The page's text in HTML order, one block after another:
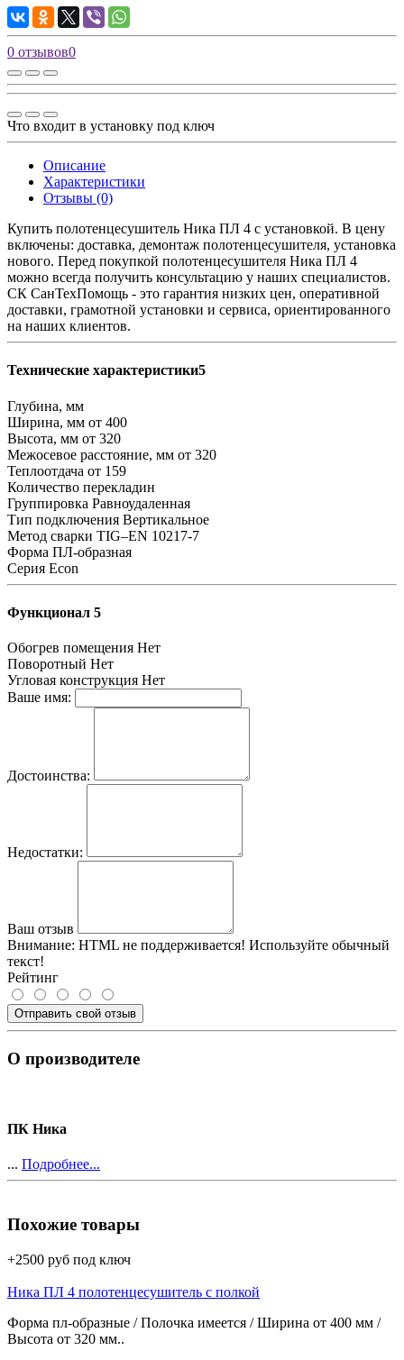
0 отзывов0
Что входит в установку под ключ
Описание
Характеристики
Отзывы (0)
Купить полотенцесушитель Ника ПЛ 4 с установкой. В цену
включены: доставка, демонтаж полотенцесушителя, установка
нового. Перед покупкой полотенцесушителя Ника ПЛ 4
можно всегда получить консультацию у наших специалистов.
СК СанТехПомощь - это гарантия низких цен, оперативной
доставки, грамотной установки и сервиса, ориентированного
на наших клиентов.
Технические характеристики5
Глубина, мм
Ширина, мм от 400
Высота, мм от 320
Межосевое расстояние, мм от 320
Теплоотдача от 159
Количество перекладин
Группировка Равноудаленная
Тип подключения Вертикальное
Метод сварки TIG–EN 10217-7
Форма ПЛ-образная
Серия Econ
Функционал 5
Обогрев помещения Нет
Поворотный Нет
Угловая конструкция Нет
Ваше имя:
Достоинства:
Недостатки:
Ваш отзыв
Внимание: HTML не поддерживается! Используйте обычный
текст!
Рейтинг
Отправить свой отзыв
О производителе
ПК Ника
... Подробнее...
Похожие товары
+2500 руб под ключ
Ника ПЛ 4 полотенцесушитель с полкой
Форма пл-образные / Полочка имеется / Ширина от 400 мм /
Высота от 320 мм..